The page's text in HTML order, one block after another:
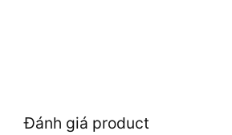
Đánh giá product